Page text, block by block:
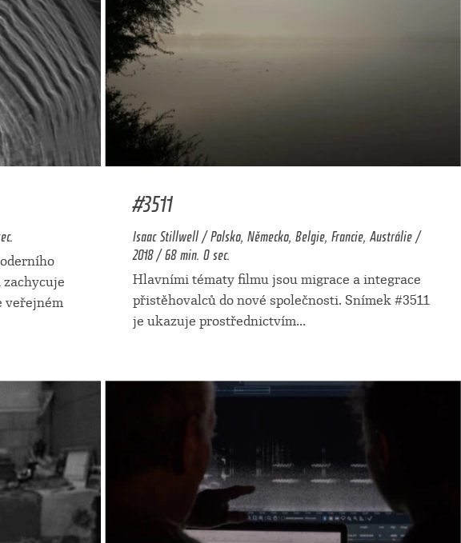
veřejném
#3511
Isaac Stillwell / Polsko, Německo, Belgie, Francie, Austrálie /
2018 / 68 min. 0 sec.
Hlavními tématy filmu jsou migrace a integrace
přistěhovalců do nové společnosti. Snímek #3511
je ukazuje prostřednictvím...